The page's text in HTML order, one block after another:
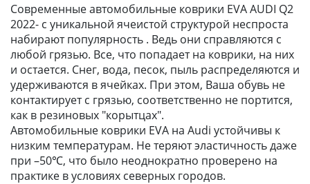
Современные автомобильные коврики EVA AUDI Q2
2022- с уникальной ячеистой структурой неспроста
набирают популярность . Ведь они справляются с
любой грязью. Все, что попадает на коврики, на них
и остается. Снег, вода, песок, пыль распределяются и
удерживаются в ячейках. При этом, Ваша обувь не
контактирует с грязью, соответственно не портится,
как в резиновых "корытцах".
Автомобильные коврики EVA на Audi устойчивы к
низким температурам. Не теряют эластичность даже
при –50℃, что было неоднократно проверено на
практике в условиях северных городов.